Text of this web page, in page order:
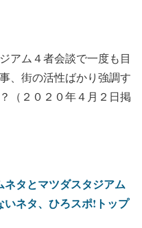
アム４者会談で一度も目
、街の活性ばかり強調す
（２０２０年４月２日掲
タとマツダスタジアム
ネタ、ひろスポ!トップ